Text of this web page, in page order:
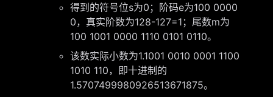
得到的符号位s为0；阶码e为100 0000
0，真实阶数为128-127=1；尾数m为
100 1001 0000 1110 0101 0110。
该数实际小数为1.1001 0010 0001 1100
1010 110，即十进制的
1.5707499980926513671875。